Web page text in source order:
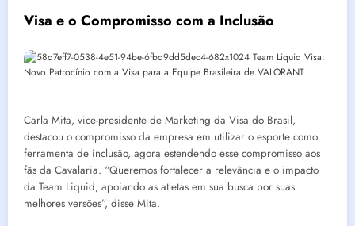
Visa e o Compromisso com a Inclusão
Carla Mita, vice-presidente de Marketing da Visa do Brasil,
destacou o compromisso da empresa em utilizar o esporte como
ferramenta de inclusão, agora estendendo esse compromisso aos
fãs da Cavalaria. “Queremos fortalecer a relevância e o impacto
da Team Liquid, apoiando as atletas em sua busca por suas
melhores versões”, disse Mita.